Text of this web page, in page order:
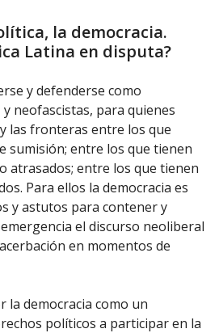
la democracia.
Latina en disputa?
y defenderse como
neofascistas, para quienes
las fronteras entre los que
sumisión; entre los que tienen
atrasados; entre los que tienen
Para ellos la democracia es
y astutos para contener y
el discurso neoliberal
en momentos de
la democracia como un
políticos a participar en la